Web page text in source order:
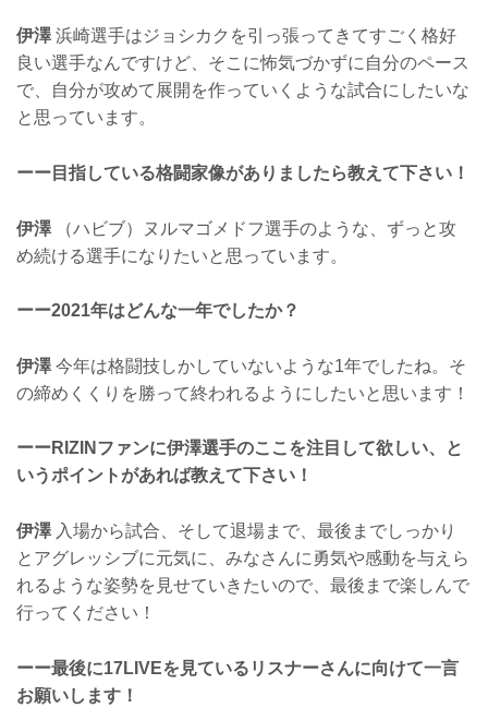
伊澤浜崎選手はジョシカクを引っ張ってきてすごく格好
良い選手なんですけど、そこに怖気づかずに自分のペース
で、自分が攻めて展開を作っていくような試合にしたいな
と思っています。
ーー目指している格闘家像がありましたら教えて下さい！
伊澤（ハビブ）ヌルマゴメドフ選手のような、ずっと攻
め続ける選手になりたいと思っています。
ーー2021年はどんな一年でしたか？
伊澤今年は格闘技しかしていないような1年でしたね。そ
の締めくくりを勝って終われるようにしたいと思います！
ーーRIZINファンに伊澤選手のここを注目して欲しい、と
いうポイントがあれば教えて下さい！
伊澤入場から試合、そして退場まで、最後までしっかり
とアグレッシブに元気に、みなさんに勇気や感動を与えら
れるような姿勢を見せていきたいので、最後まで楽しんで
行ってください！
ーー最後に17LIVEを見ているリスナーさんに向けて一言
お願いします！